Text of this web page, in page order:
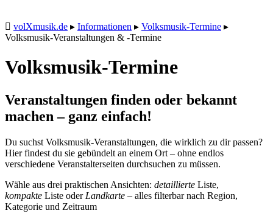
volXmusik.de ▸ Informationen ▸ Volksmusik-Termine ▸
Volksmusik-Veranstaltungen & -Termine
Volksmusik-Termine
Veranstaltungen finden oder bekannt
machen – ganz einfach!
Du suchst Volksmusik-Veranstaltungen, die wirklich zu dir passen?
Hier findest du sie gebündelt an einem Ort – ohne endlos
verschiedene Veranstalterseiten durchsuchen zu müssen.
Wähle aus drei praktischen Ansichten: detaillierte Liste,
kompakte Liste oder Landkarte – alles filterbar nach Region,
Kategorie und Zeitraum